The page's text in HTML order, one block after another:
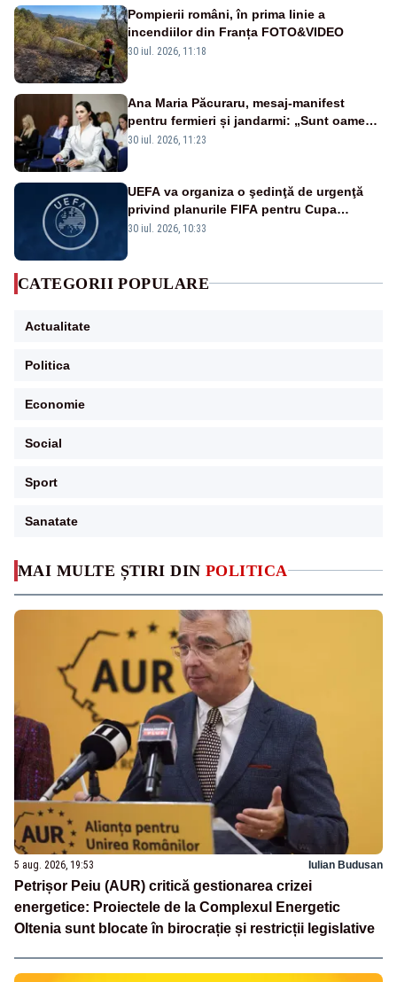
MAI MULTE ȘTIRI DIN POLITICA
5 aug. 2026, 19:53 Iulian Budusan
Petrișor Peiu (AUR) critică gestionarea crizei
energetice: Proiectele de la Complexul Energetic
Oltenia sunt blocate în birocrație și restricții legislative
Pompierii români, în prima linie a
incendiilor din Franța FOTO&VIDEO
30 iul. 2026, 11:18
Ana Maria Păcuraru, mesaj-manifest
pentru fermieri și jandarmi: „Sunt oameni
disperați, nu sunt răufăcători”
30 iul. 2026, 11:23
UEFA va organiza o şedinţă de urgenţă
privind planurile FIFA pentru Cupa
Mondială
30 iul. 2026, 10:33
CATEGORII POPULARE
Actualitate
Politica
Economie
Social
Sport
Sanatate